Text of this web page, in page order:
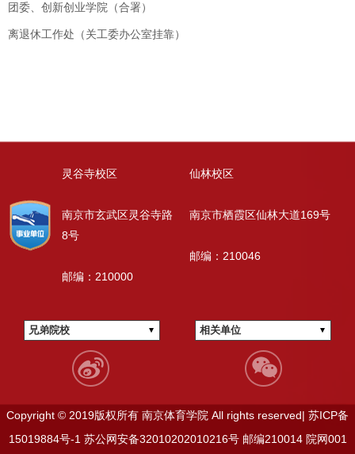
团委、创新创业学院（合署）
离退休工作处（关工委办公室挂靠）
灵谷寺校区
南京市玄武区灵谷寺路
8号
邮编：210000
仙林校区
南京市栖霞区仙林大道169号
邮编：210046
兄弟院校 相关单位
Copyright © 2019版权所有 南京体育学院 All rights reserved| 苏ICP备
15019884号-1苏公网安备32010202010216号邮编210014院网001